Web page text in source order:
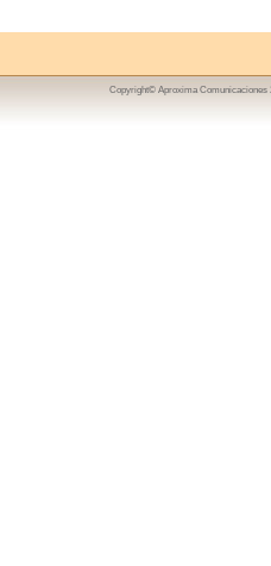
Copyright© Aproxima Comunicaciones